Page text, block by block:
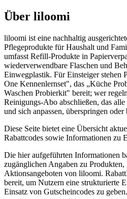
Über liloomi
liloomi ist eine nachhaltig
Pflegeprodukte für Haushalt und
umfasst Refill-Produkte in
wiederverwendbare Flaschen und
Einwegplastik. Für Einsteiger stehen
One Kennenlernset", das „Küche
Waschen Probierkit" bereit; wer
Reinigungs-Abo abschließen, das
und sich anpassen, überspringen oder
Diese Seite bietet eine Übersicht
Rabattcodes sowie Informationen zu
Die hier aufgeführten Informationen
zugänglichen Angaben zu
Aktionsangeboten von liloomi.
bereit, um Nutzern eine strukturierte
Einsatz von Gutscheincodes zu geben.